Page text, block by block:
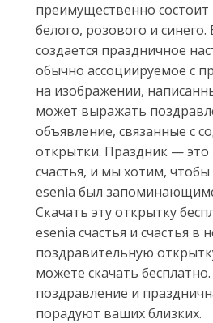
преимущественно состоит
белого, розового и синего.
создается праздничное
обычно ассоциируемое с
на изображении,
может выражать
объявление, связанные с
открытки. Праздник — это
счастья, и мы хотим,
esenia был
Скачать эту открытку
esenia счастья и счастья в
поздравительную
можете скачать
поздравление и
порадуют ваших близких.